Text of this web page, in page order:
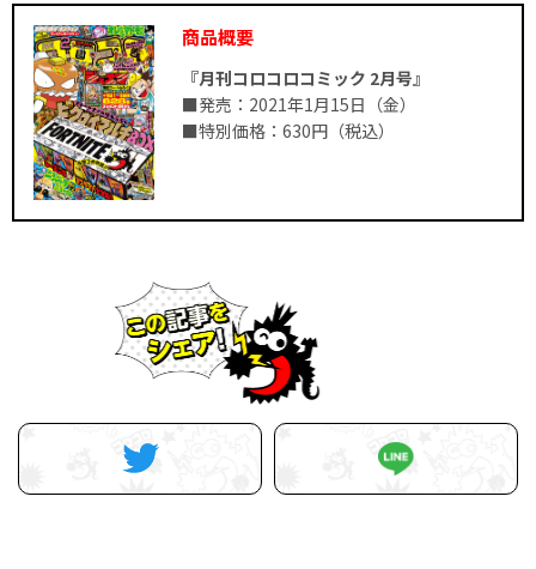
商品概要
『月刊コロコロコミック 2月号』
■発売：2021年1月15日（金）
■特別価格：630円（税込）